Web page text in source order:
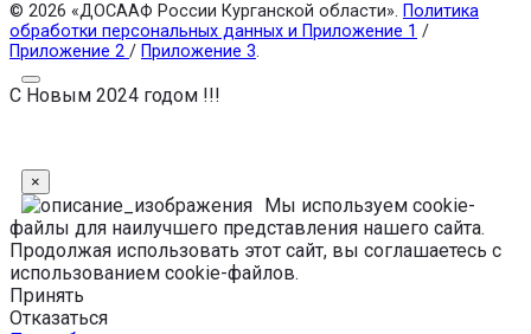
© 2026 «ДОСААФ России Курганской области». Политика
обработки персональных данных и Приложение 1 /
Приложение 2 / Приложение 3.
С Новым 2024 годом !!!
×
Мы используем cookie-
файлы для наилучшего представления нашего сайта.
Продолжая использовать этот сайт, вы соглашаетесь с
использованием cookie-файлов.
Принять
Отказаться